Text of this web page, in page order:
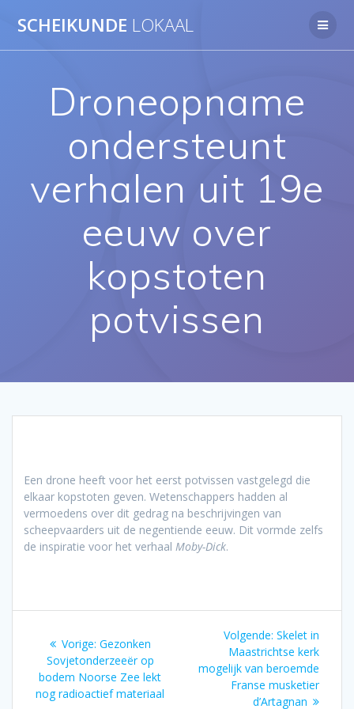
naar
SCHEIKUNDE LOKAAL
Droneopname
ondersteunt
verhalen uit 19e
eeuw over
kopstoten
potvissen
Een drone heeft voor het eerst potvissen vastgelegd die
elkaar kopstoten geven. Wetenschappers hadden al
vermoedens over dit gedrag na beschrijvingen van
scheepvaarders uit de negentiende eeuw. Dit vormde zelfs
de inspiratie voor het verhaal Moby-Dick.
navigatie
Vorige: Vorig
bericht:
Gezonken
Sovjetonderzeeër op
bodem Noorse Zee lekt
nog radioactief materiaal
Volgende: Volgend
bericht:
Skelet in
Maastrichtse kerk
mogelijk van beroemde
Franse musketier
d’Artagnan